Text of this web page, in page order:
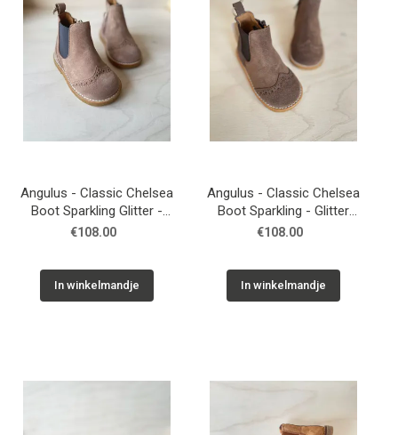
Angulus - Classic Chelsea
Boot Sparkling Glitter -
Mauve Grey
€108.00
In winkelmandje
Angulus - Classic Chelsea
Boot Sparkling - Glitter
Dark Taupe Brown
€108.00
In winkelmandje